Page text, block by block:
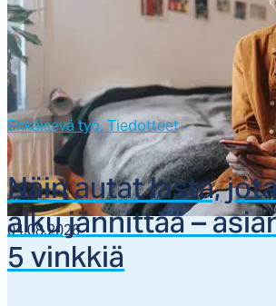
04.08.2026
Ehkäisevä työ,Tiedotteet
Näin au­tat las­ta,
al­ku jän­nit­tää –
5 vink­kiä